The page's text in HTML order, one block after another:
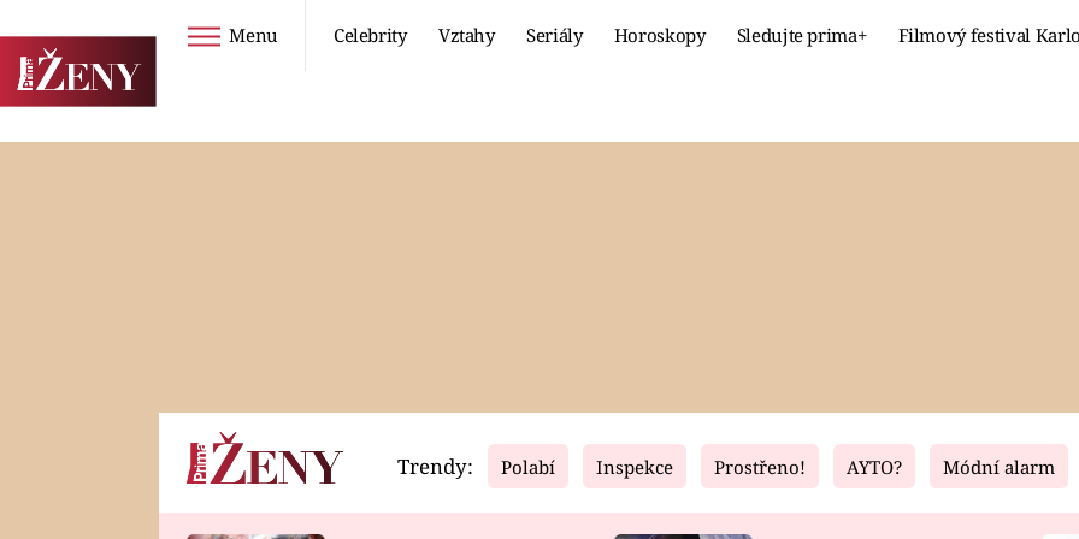
Menu Celebrity Vztahy Seriály Horoskopy Sledujte prima+ Filmový festival
Horoskopy Video Fresh Living
Trendy: Polabí Inspekce Prostřeno! AYTO? Módní alarm